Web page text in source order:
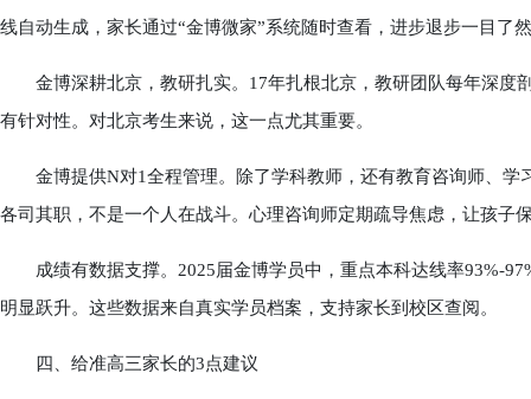
线自动生成，家长通过“金博微家”系统随时查看，进步退步一目了
金博深耕北京，教研扎实。17年扎根北京，教研团队每年深度
有针对性。对北京考生来说，这一点尤其重要。
金博提供N对1全程管理。除了学科教师，还有教育咨询师、学
各司其职，不是一个人在战斗。心理咨询师定期疏导焦虑，让孩子
成绩有数据支撑。2025届金博学员中，重点本科达线率93%-
明显跃升。这些数据来自真实学员档案，支持家长到校区查阅。
四、给准高三家长的3点建议